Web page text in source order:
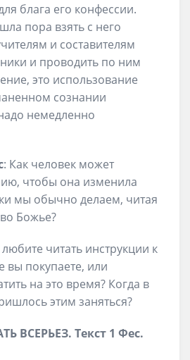
блага его конфессии.
пора взять с него
и составителям
и проводить по ним
это использование
сознании
немедленно
: Как человек может
чтобы она изменила
мы обычно делаем, читая
Божье?
читать инструкции к
вы покупаете, или
на это время? Когда в
этим заняться?
ВСЕРЬЕЗ. Текст 1 Фес.